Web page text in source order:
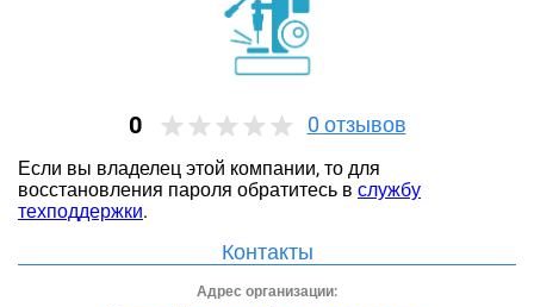
0 0 отзывов
Если вы владелец этой компании, то для
восстановления пароля обратитесь в службу
техподдержки.
Контакты
Адрес организации: